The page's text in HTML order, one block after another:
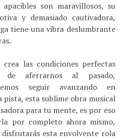
son maravillosos, su
y demasiado cautivadora,
tiene una vibra deslumbrante
crea las condiciones perfectas
de aferrarnos al pasado,
seguir avanzando en
pista, esta sublime obra musical
para tu mente, es por eso
por completo ahora mismo,
disfrutarás esta envolvente rola